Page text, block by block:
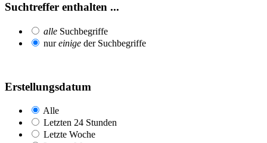
Suchtreffer enthalten ...
alle Suchbegriffe
nureinige der Suchbegriffe
Erstellungsdatum
Alle
Letzten 24 Stunden
Letzte Woche